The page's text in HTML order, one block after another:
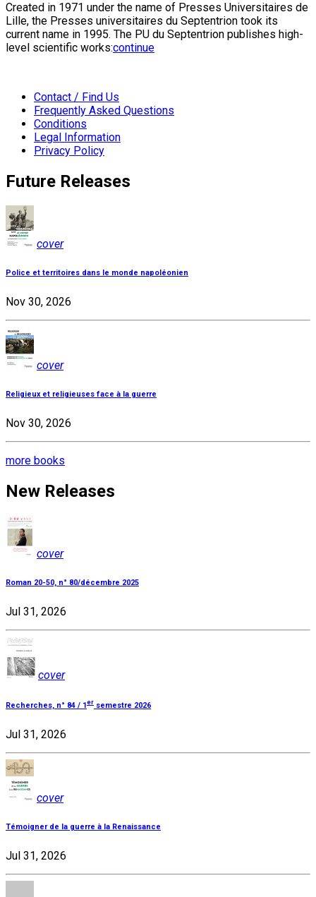
Created in 1971 under the name of Presses Universitaires de
Lille, the Presses universitaires du Septentrion took its
current name in 1995. The PU du Septentrion publishes high-
level scientific works:continue
Contact / Find Us
Frequently Asked Questions
Conditions
Legal Information
Privacy Policy
Future Releases
cover
Police et territoires dans le monde napoléonien
Nov 30, 2026
cover
Religieux et religieuses face à la guerre
Nov 30, 2026
more books
New Releases
cover
Roman 20-50, n° 80/décembre 2025
Jul 31, 2026
cover
Recherches, n° 84 / 1 er semestre 2026
Jul 31, 2026
cover
Témoigner de la guerre à la Renaissance
Jul 31, 2026